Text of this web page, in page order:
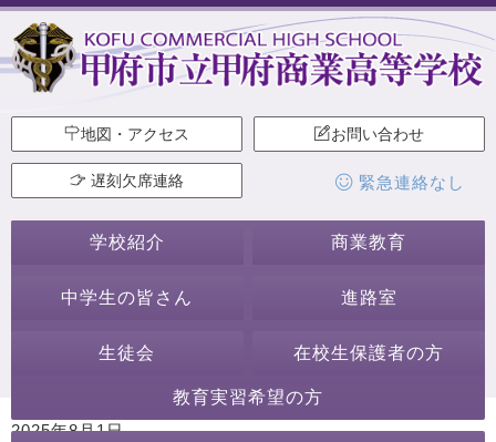
地図・アクセス お問い合わせ
遅刻欠席連絡 緊急連絡なし
学校紹介 商業教育
中学生の皆さん 進路室
生徒会 在校生保護者の方
教育実習希望の方
2025年8月1日